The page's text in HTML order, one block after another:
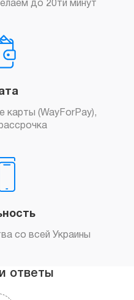
до 20ти минут
карты (WayForPay),
со всей Украины
ответы